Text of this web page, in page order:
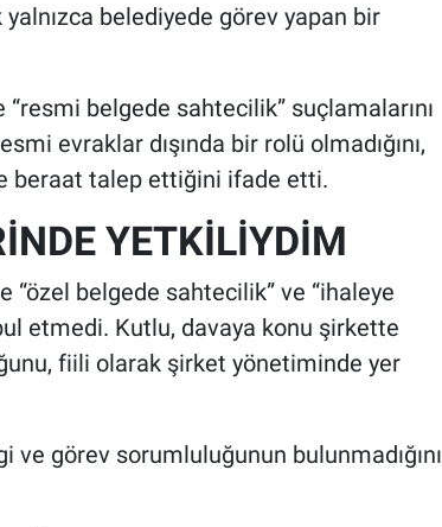
belediyede görev yapan bir
“resmi belgede sahtecilik” suçlamalarını
evraklar dışında bir rolü olmadığını,
beraat talep ettiğini ifade etti.
YETKİLİYDİM
“özel belgede sahtecilik” ve “ihaleye
etmedi. Kutlu, davaya konu şirkette
fiili olarak şirket yönetiminde yer
görev sorumluluğunun bulunmadığını